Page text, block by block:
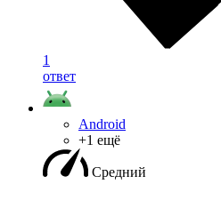
1
ответ
Android
+1 ещё
Средний